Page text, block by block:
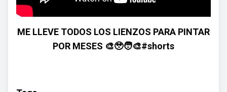
ME LLEVE TODOS LOS LIENZOS PARA PINTAR
POR MESES 🎨🥹🧑‍🎨#shorts